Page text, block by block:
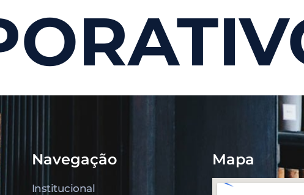
Navegação
Institucional
Mapa